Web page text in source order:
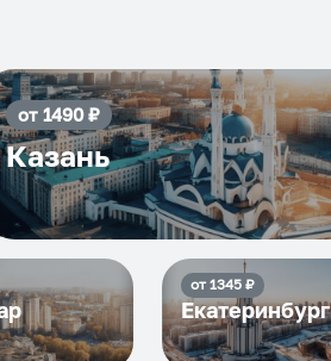
от1490₽
Казань
от 1345₽
Екатеринбург